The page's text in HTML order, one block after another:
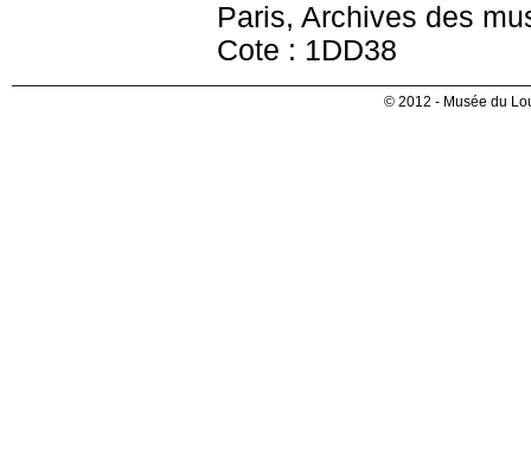
Paris, Archives des
Cote : 1DD38
© 2012 - Musée du